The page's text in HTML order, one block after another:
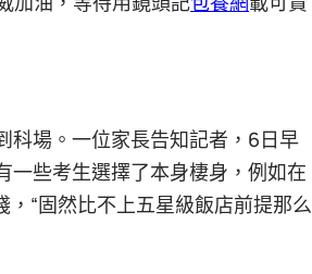
科場。一位家長告知記者，6日早
一些考生選擇了本身棲身，例如在
“固然比不上五星級飯店前提那么